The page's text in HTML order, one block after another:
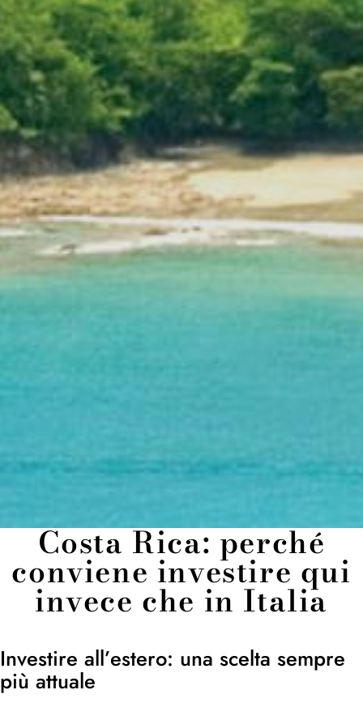
Costa Rica: perché
conviene investire qui
invece che in Italia
Investire all’estero: una scelta sempre
più attuale